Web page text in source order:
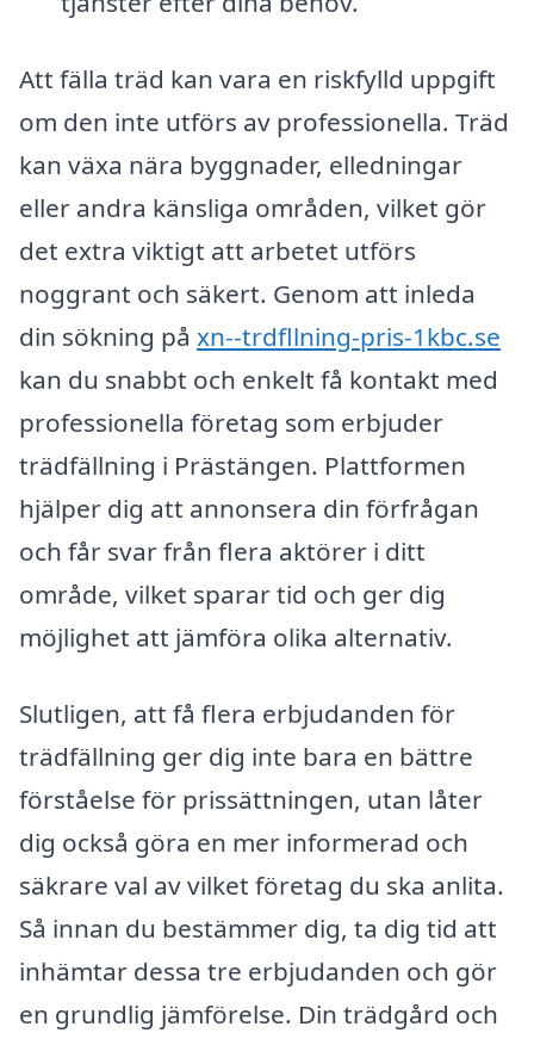
Att fälla träd kan vara en riskfylld uppgift
om den inte utförs av professionella. Träd
kan växa nära byggnader, elledningar
eller andra känsliga områden, vilket gör
det extra viktigt att arbetet utförs
noggrant och säkert. Genom att inleda
din sökning på xn--trdfllning-pris-1kbc.se
kan du snabbt och enkelt få kontakt med
professionella företag som erbjuder
trädfällning i Prästängen. Plattformen
hjälper dig att annonsera din förfrågan
och får svar från flera aktörer i ditt
område, vilket sparar tid och ger dig
möjlighet att jämföra olika alternativ.
Slutligen, att få flera erbjudanden för
trädfällning ger dig inte bara en bättre
förståelse för prissättningen, utan låter
dig också göra en mer informerad och
säkrare val av vilket företag du ska anlita.
Så innan du bestämmer dig, ta dig tid att
inhämtar dessa tre erbjudanden och gör
en grundlig jämförelse. Din trädgård och